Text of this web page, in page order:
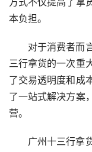
本负担。
对于消费者而
三行拿货的一次重
了交易透明度和成
了一站式解决方案
营。
广州十三行拿